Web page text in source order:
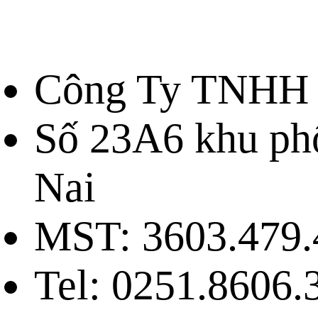
Công Ty
Số 23A6 khu
Nai
MST:
Tel: